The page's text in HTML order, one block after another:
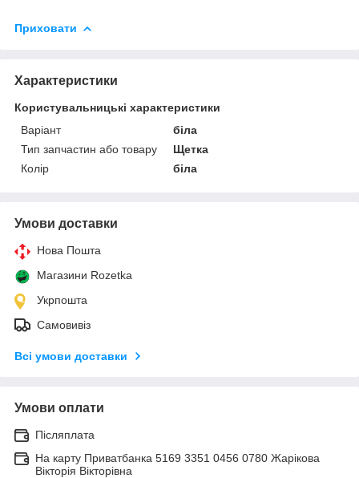
Приховати
Характеристики
Користувальницькі характеристики
Варіант
біла
Тип запчастин або товару
Щетка
Колір
біла
Умови доставки
Нова Пошта
Магазини Rozetka
Укрпошта
Самовивіз
Всі умови доставки
Умови оплати
Післяплата
На карту Приватбанка 5169 3351 0456 0780 Жарікова
Вікторія Вікторівна